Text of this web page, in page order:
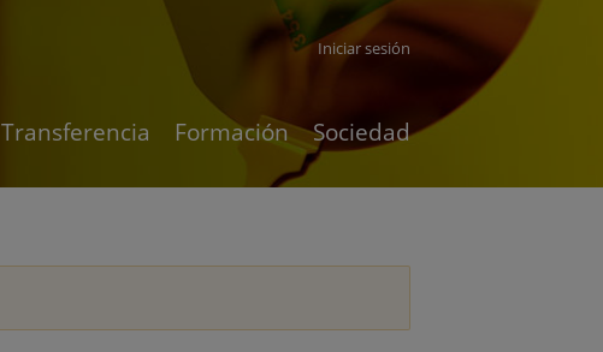
Iniciar sesión
Transferencia Formación Sociedad